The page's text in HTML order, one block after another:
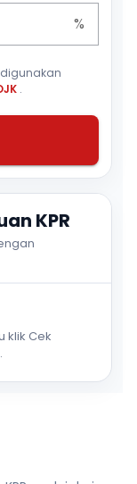
%
digunakan
.
KPR
klik Cek